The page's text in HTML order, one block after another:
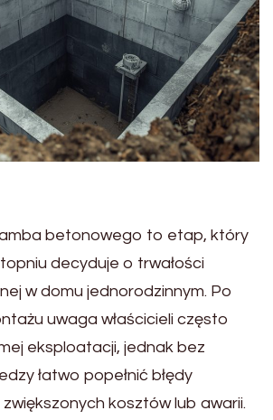
betonowego to etap, który
decyduje o trwałości
w domu jednorodzinnym. Po
uwaga właścicieli często
eksploatacji, jednak bez
łatwo popełnić błędy
kosztów lub awarii.